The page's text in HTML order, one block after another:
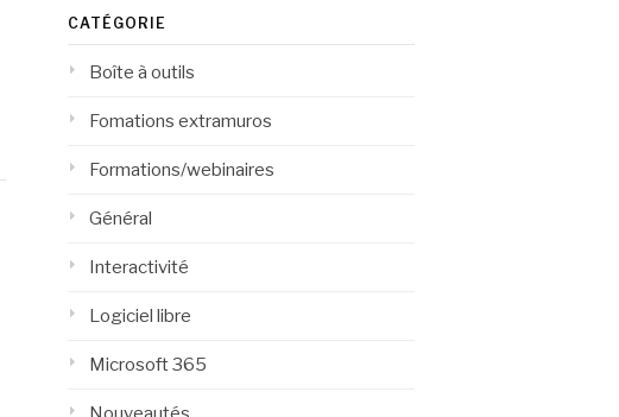
CATÉGORIE
Boîte à outils
Fomations extramuros
Formations/webinaires
Général
Interactivité
Logiciel libre
Microsoft 365